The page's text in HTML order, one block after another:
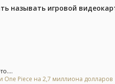
называть игровой
One Piece на 2,7 миллиона долларов